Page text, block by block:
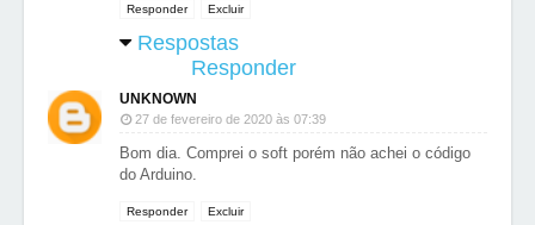
Responder Excluir
Respostas
Responder
UNKNOWN
27 de fevereiro de 2020 às 07:39
Bom dia. Comprei o soft porém não achei o código
do Arduino.
Responder Excluir